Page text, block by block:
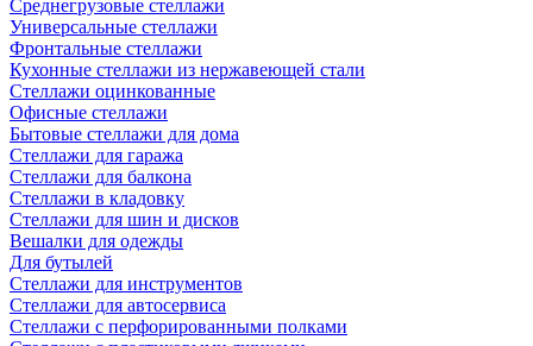
Среднегрузовые стеллажи
Универсальные стеллажи
Фронтальные стеллажи
Кухонные стеллажи из нержавеющей стали
Стеллажи оцинкованные
Офисные стеллажи
Бытовые стеллажи для дома
Стеллажи для гаража
Стеллажи для балкона
Стеллажи в кладовку
Стеллажи для шин и дисков
Вешалки для одежды
Для бутылей
Стеллажи для инструментов
Стеллажи для автосервиса
Стеллажи с перфорированными полками